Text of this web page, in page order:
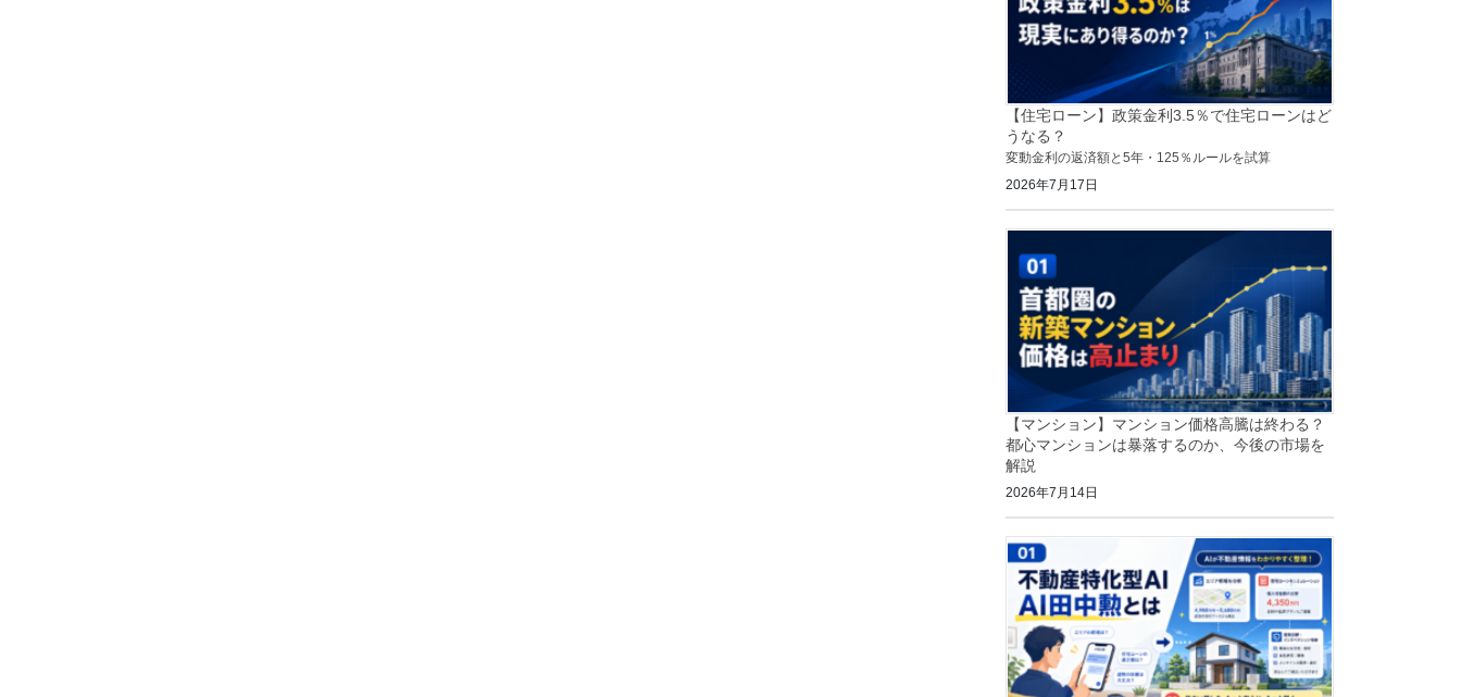
【住宅ローン】政策金利3.5％で住宅ローンはど
うなる？
変動金利の返済額と5年・125％ルールを試算
2026年7月17日
【マンション】マンション価格高騰は終わる？
都心マンションは暴落するのか、今後の市場を
解説
2026年7月14日